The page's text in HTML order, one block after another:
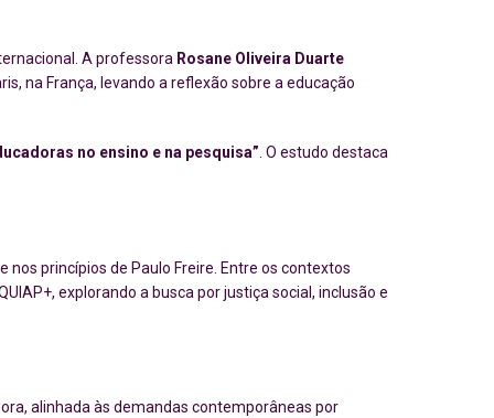
A professora Rosane Oliveira Duarte
na França, levando a reflexão sobre a educação
no ensino e na pesquisa”. O estudo destaca
princípios de Paulo Freire. Entre os contextos
explorando a busca por justiça social, inclusão e
alinhada às demandas contemporâneas por